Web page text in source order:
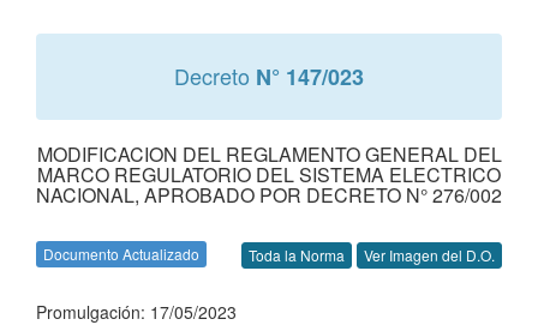
Decreto N° 147/023
MODIFICACION DEL REGLAMENTO GENERAL DEL
MARCO REGULATORIO DEL SISTEMA ELECTRICO
NACIONAL, APROBADO POR DECRETO N° 276/002
Documento Actualizado Toda la Norma Ver Imagen del D.O.
Promulgación: 17/05/2023